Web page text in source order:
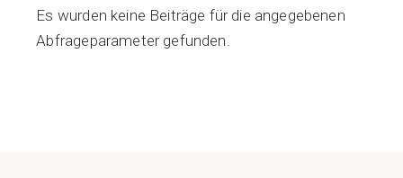
Es wurden keine Beiträge für die angegebenen
Abfrageparameter gefunden.